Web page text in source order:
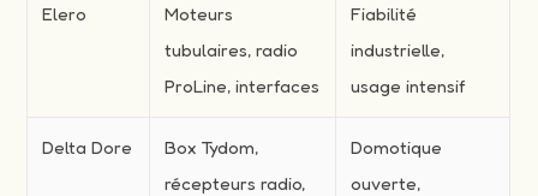
Elero
Moteurs
tubulaires, radio
ProLine, interfaces
Fiabilité
industrielle,
usage intensif
Delta Dore
Box Tydom,
récepteurs radio,
Domotique
ouverte,